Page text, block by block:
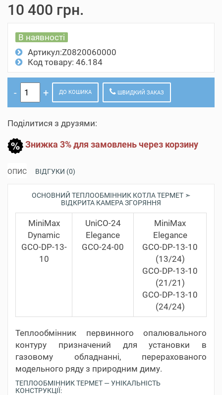
10 400 грн.
В наявності
Артикул:Z0820060000
Код товару: 46.184
ДО КОШИКА ШВИДКИЙ ЗАКАЗ
Поділитися з друзями:
Знижка 3% для замовлень через корзину
ОПИС ВІДГУКИ (0)
ОСНОВНИЙ ТЕПЛООБМІННИК КОТЛА ТЕРМЕТ ➣
ВІДКРИТА КАМЕРА ЗГОРЯННЯ
MiniMax
Dynamic
GCO-DP-13-
10
UniCO-24
Elegance
GCO-24-00
MiniMax
Elegance
GCO-DP-13-10
(13/24)
GCO-DP-13-10
(21/21)
GCO-DP-13-10
(24/24)
Теплообмінник первинного опалювального
контуру призначений для установки в
газовому обладнанні, перерахованого
модельного ряду з природним диму.
ТЕПЛООБМІННИК ТЕРМЕТ — УНІКАЛЬНІСТЬ
КОНСТРУКЦІЇ: